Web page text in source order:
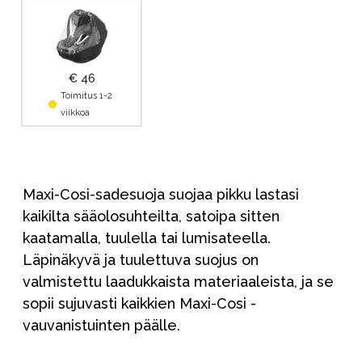
€ 46
Toimitus 1-2
viikkoa
Maxi-Cosi-sadesuoja suojaa pikku lastasi
kaikilta sääolosuhteilta, satoipa sitten
kaatamalla, tuulella tai lumisateella.
Läpinäkyvä ja tuulettuva suojus on
valmistettu laadukkaista materiaaleista, ja se
sopii sujuvasti kaikkien Maxi-Cosi -
vauvanistuinten päälle.